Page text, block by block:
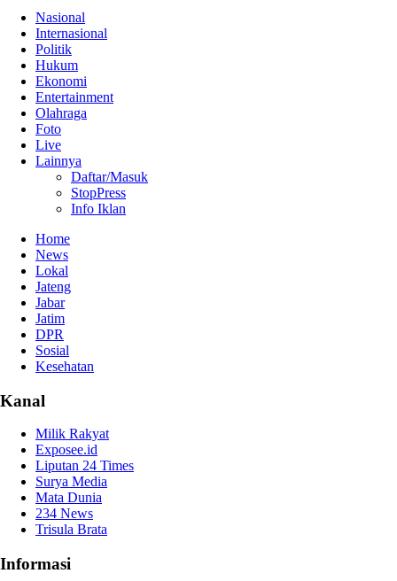
Nasional
Internasional
Politik
Hukum
Ekonomi
Entertainment
Olahraga
Foto
Live
Lainnya
Daftar/Masuk
StopPress
Info Iklan
Home
News
Lokal
Jateng
Jabar
Jatim
DPR
Sosial
Kesehatan
Kanal
Milik Rakyat
Exposee.id
Liputan 24 Times
Surya Media
Mata Dunia
234 News
Trisula Brata
Informasi